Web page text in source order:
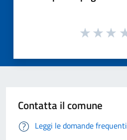
Contatta il comune
Leggi le domande frequenti